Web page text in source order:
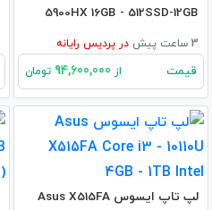
5900HX 16GB - 512SSD-12GB
RX6800M
3 ساعت پیش در پردیس رایانه
قیمت از تومان
لپ تاپ ایسوس Asus X515FA